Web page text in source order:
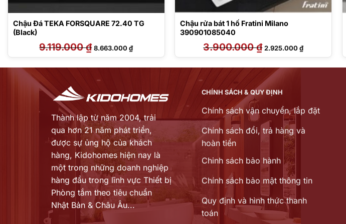
Chậu Đá TEKA FORSQUARE 72.40 TG
(Black)
9.119.000₫ Giá
gốc
là:
8.663.000₫Giá
hiện
tại
8.663.000 ₫.
Chậu rửa bát 1 hố Fratini Milano
390901085040
3.900.000₫ Giá
gốc
là:
2.925.000₫Giá
hiện
tại
2.925.000 ₫.
Thành lập từ năm 2004, trải
qua hơn 21 năm phát triển,
được sự ủng hộ của khách
hàng, Kidohomes hiện nay là
một trong những doanh nghiệp
hàng đầu trong lĩnh vực Thiết bị
Phòng tắm theo tiêu chuẩn
Nhật Bản & Châu Âu...
CHÍNH SÁCH & QUY ĐỊNH
Chính sách vận chuyển, lắp đặt
Chính sách đổi, trả hàng và
hoàn tiền
Chinh sách bảo hành
Chính sách bảo mật thông tin
Quy định và hình thức thanh
toán